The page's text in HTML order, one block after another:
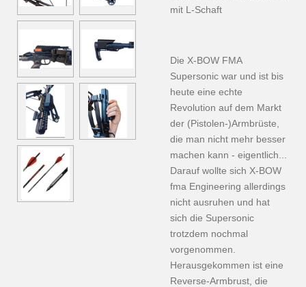
mit L-Schaft
Die X-BOW FMA
Supersonic war und ist bis
heute eine echte
Revolution auf dem Markt
der (Pistolen-)Armbrüste,
die man nicht mehr besser
machen kann - eigentlich...
Darauf wollte sich X-BOW
fma Engineering allerdings
nicht ausruhen und hat
sich die Supersonic
trotzdem nochmal
vorgenommen.
Herausgekommen ist eine
Reverse-Armbrust, die